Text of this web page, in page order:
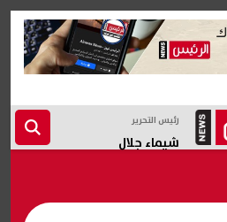
رئيس التحرير
شيماء جلال